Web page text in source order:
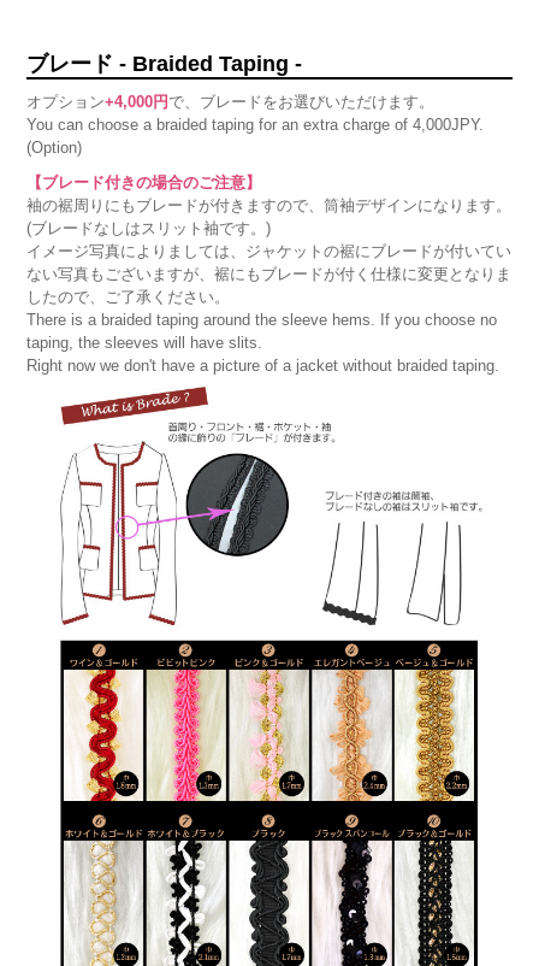
ブレード - Braided Taping -
オプション+4,000円 で、ブレードをお選びいただけます。
You can choose a braided taping for an extra charge of 4,000JPY.
(Option)
【ブレード付きの場合のご注意】
袖の裾周りにもブレードが付きますので、筒袖デザインになります。
(ブレードなしはスリット袖です。)
イメージ写真によりましては、ジャケットの裾にブレードが付いてい
ない写真もございますが、裾にもブレードが付く仕様に変更となりま
したので、ご了承ください。
There is a braided taping around the sleeve hems. If you choose no
taping, the sleeves will have slits.
Right now we don't have a picture of a jacket without braided taping.